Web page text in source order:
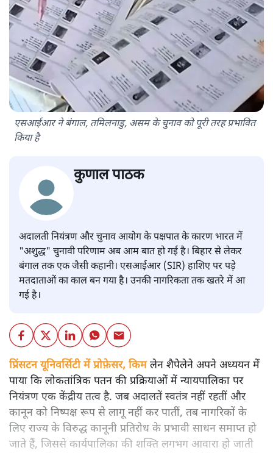
एसआईआर ने बंगाल, तमिलनाडु, असम के चुनाव को पूरी तरह प्रभावित
किया है
कुणाल पाठक
अदालती नियंत्रण और चुनाव आयोग के पक्षपात के कारण भारत में
"अशुद्ध" चुनावी परिणाम अब आम बात हो गई है। बिहार से लेकर
बंगाल तक एक जैसी कहानी। एसआईआर (SIR) हाशिए पर पड़े
मतदाताओं का काल बन गया है। उनकी नागरिकता तक खतरे में आ
गई है।
प्रिंसटन यूनिवर्सिटी में प्रोफ़ेसर, किमलेन शैपेलेने अपने अध्ययन में
पाया कि लोकतांत्रिक पतन की प्रक्रियाओं में न्यायपालिका पर
नियंत्रण एक केंद्रीय तत्व है. जब अदालतें स्वतंत्र नहीं रहतीं और
कानून को निष्पक्ष रूप से लागू नहीं कर पातीं, तब नागरिकों के
लिए राज्य के विरुद्ध कानूनी प्रतिरोध के प्रभावी साधन समाप्त हो
जाते हैं, जिससे कार्यपालिका की शक्ति लगभग आवारा हो जाती